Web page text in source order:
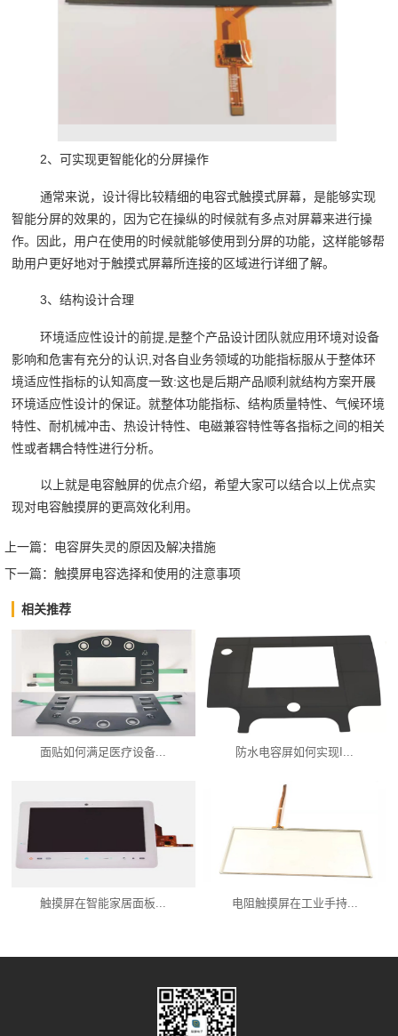
2、可实现更智能化的分屏操作
通常来说，设计得比较精细的电容式触摸式屏幕，是能够实现
智能分屏的效果的，因为它在操纵的时候就有多点对屏幕来进行操
作。因此，用户在使用的时候就能够使用到分屏的功能，这样能够帮
助用户更好地对于触摸式屏幕所连接的区域进行详细了解。
3、结构设计合理
环境适应性设计的前提,是整个产品设计团队就应用环境对设备
影响和危害有充分的认识,对各自业务领域的功能指标服从于整体环
境适应性指标的认知高度一致:这也是后期产品顺利就结构方案开展
环境适应性设计的保证。就整体功能指标、结构质量特性、气候环境
特性、耐机械冲击、热设计特性、电磁兼容特性等各指标之间的相关
性或者耦合特性进行分析。
以上就是电容触屏的优点介绍，希望大家可以结合以上优点实
现对电容触摸屏的更高效化利用。
上一篇： 电容屏失灵的原因及解决措施
下一篇： 触摸屏电容选择和使用的注意事项
相关推荐
面贴如何满足医疗设备... 防水电容屏如何实现I...
触摸屏在智能家居面板... 电阻触摸屏在工业手持...
产品中心